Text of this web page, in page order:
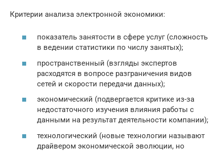
Критерии анализа электронной экономики:
показатель занятости в сфере услуг (сложность
в ведении статистики по числу занятых);
пространственный (взгляды экспертов
расходятся в вопросе разграничения видов
сетей и скорости передачи данных);
экономический (подвергается критике из-за
недостаточного изучения влияния работы с
данными на результат деятельности компании);
технологический (новые технологии называют
драйвером экономической эволюции, но